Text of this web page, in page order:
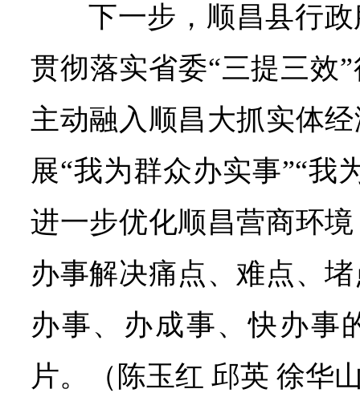
下一步，顺昌县行
贯彻落实省委“三提三效
主动融入顺昌大抓实体
展“我为群众办实事”“我
进一步优化顺昌营商环
办事解决痛点、难点、
办事、办成事、快办事
片。（陈玉红 邱英 徐华